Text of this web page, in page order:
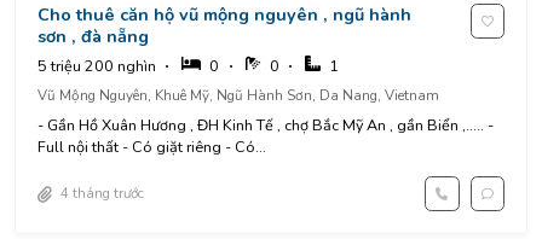
Cho thuê căn hộ vũ mộng nguyên , ngũ hành
sơn , đà nẵng
5 triệu 200 nghìn 0 0 1
Vũ Mộng Nguyên, Khuê Mỹ, Ngũ Hành Sơn, Da Nang, Vietnam
- Gần Hồ Xuân Hương , ĐH Kinh Tế , chợ Bắc Mỹ An , gần Biển ,..... -
Full nội thất - Có giặt riêng - Có...
4 tháng trước